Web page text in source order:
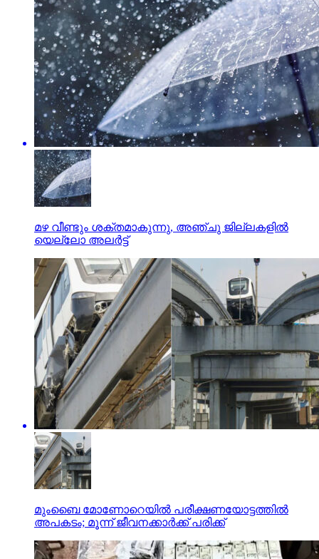
മഴ വീണ്ടും ശക്തമാകുന്നു, അഞ്ചു ജില്ലകളിൽ
യെല്ലോ അലർട്ട്
മുംബൈ മോണോറെയില്‍ പരീക്ഷണയോട്ടത്തില്‍
അപകടം; മൂന്ന് ജീവനക്കാര്‍ക്ക് പരിക്ക്